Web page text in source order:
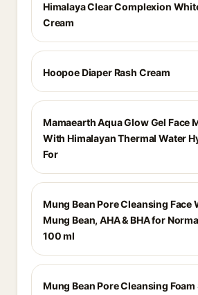
Himalaya Clear Complexion
Cream
Hoopoe Diaper Rash Cream
Mamaearth Aqua Glow Gel Face
With Himalayan Thermal Water
For
Mung Bean Pore Cleansing Face
Mung Bean, AHA & BHA for
100 ml
Mung Bean Pore Cleansing